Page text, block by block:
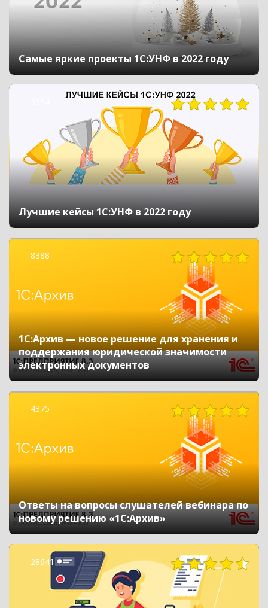
Самые яркие проекты 1С:УНФ в 2022 году
Лучшие кейсы 1С:УНФ в 2022 году
8388
1С:Архив — новое решение для хранения и
поддержания юридической значимости
электронных документов
4375
Ответы на вопросы слушателей вебинара по
новому решению «1С:Архив»
28641